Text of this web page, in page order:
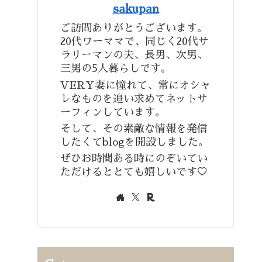
sakupan
ご訪問ありがとうございます。
20代ワーママで、同じく20代サ
ラリーマンの夫、長男、次男、
三男の5人暮らしです。
VERY妻に憧れて、常にオシャ
レなものを追い求めてネットサ
ーフィンしています。
そして、その素敵な情報を発信
したくてblogを開設しました。
ぜひお時間ある時にのぞいてい
ただけるととても嬉しいです♡